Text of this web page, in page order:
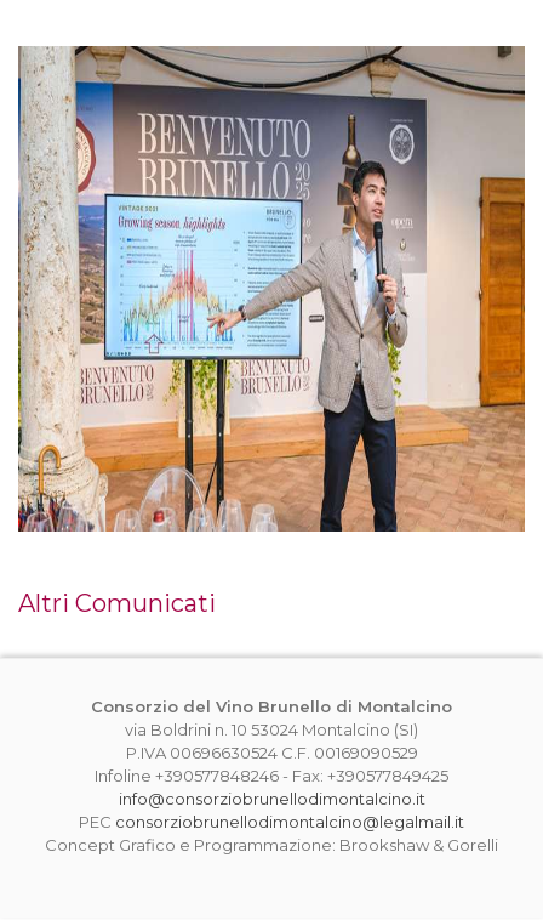
Altri Comunicati
Consorzio del Vino Brunello di Montalcino
via Boldrini n. 10 53024 Montalcino (SI)
P.IVA 00696630524 C.F. 00169090529
Infoline +390577848246 - Fax: +390577849425
info@consorziobrunellodimontalcino.it
PEC consorziobrunellodimontalcino@legalmail.it
Concept Grafico e Programmazione: Brookshaw & Gorelli